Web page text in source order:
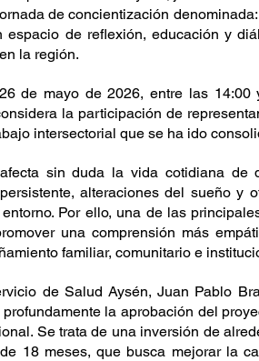
de concientización
espacio de reflexión, educación y
la región.
de mayo de 2026, entre las 14:00
la participación de
intersectorial que se ha ido
sin duda la vida cotidiana de
alteraciones del sueño y
Por ello, una de las
una comprensión más
familiar, comunitario e
de Salud Aysén, Juan Pablo
la aprobación del
Se trata de una inversión de
18 meses, que busca mejorar la